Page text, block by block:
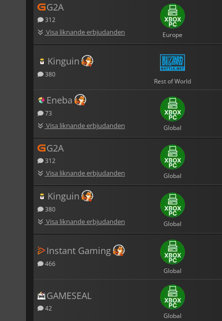
G2A
312
Visa liknande erbjudanden Europe
Kinguin
380
Rest of World
Eneba
73
Visa liknande erbjudanden Global
G2A
312
Visa liknande erbjudanden Global
Kinguin
380
Visa liknande erbjudanden Global
Instant Gaming
466
Global
GAMESEAL
42
Global